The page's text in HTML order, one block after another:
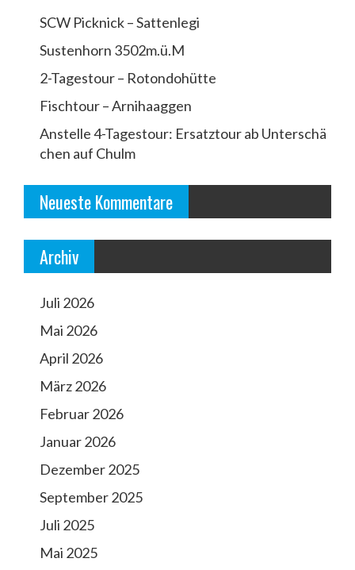
SCW Picknick – Sattenlegi
Sustenhorn 3502m.ü.M
2-Tagestour – Rotondohütte
Fischtour – Arnihaaggen
Anstelle 4-Tagestour: Ersatztour ab Unterschä
chen auf Chulm
Neueste Kommentare
Archiv
Juli 2026
Mai 2026
April 2026
März 2026
Februar 2026
Januar 2026
Dezember 2025
September 2025
Juli 2025
Mai 2025